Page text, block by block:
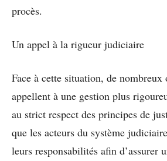
procès.
Un appel à la rigueur judiciaire
Face à cette situation, de nombreux
appellent à une gestion plus
au strict respect des principes de
que les acteurs du système
leurs responsabilités afin d’assurer